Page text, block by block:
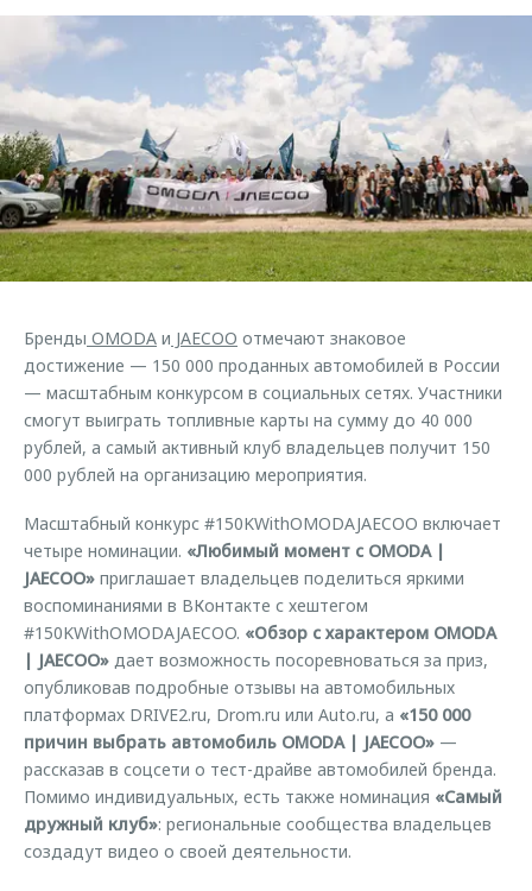
Страхование
Кредитный калькулятор
Аксессуары
Одежда и сувениры
Оригинальные аксессуары
Запчасти
Трейд-ин
Клиентская поддержка
O&J Автоклуб
Клуб владельцев OMODA
Приложение O&J
Аксессуары
Одежда и сувениры
Оригинальные аксессуары
Обратная связь
Бренды OMODA и JAECOO отмечают знаковое
достижение — 150 000 проданных автомобилей в России
— масштабным конкурсом в социальных сетях. Участники
смогут выиграть топливные карты на сумму до 40 000
рублей, а самый активный клуб владельцев получит 150
000 рублей на организацию мероприятия.
Масштабный конкурс #150KWithOMODAJAECOO включает
четыре номинации. «Любимый момент с OMODA |
JAECOO» приглашает владельцев поделиться яркими
воспоминаниями в ВКонтакте с хештегом
#150KWithOMODAJAECOO. «Обзор с характером OMODA
| JAECOO» дает возможность посоревноваться за приз,
опубликовав подробные отзывы на автомобильных
платформах DRIVE2.ru, Drom.ru или Auto.ru, а «150 000
причин выбрать автомобиль OMODA | JAECOO» —
рассказав в соцсети о тест-драйве автомобилей бренда.
Помимо индивидуальных, есть также номинация «Самый
дружный клуб»: региональные сообщества владельцев
создадут видео о своей деятельности.